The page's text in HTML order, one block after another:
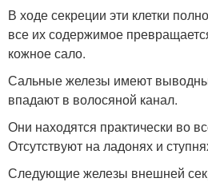
В ходе секреции эти клетки
все их содержимое
кожное сало.
Сальные железы имеют
впадают в волосяной канал.
Они находятся практически во
Отсутствуют на ладонях и
Следующие железы внешней